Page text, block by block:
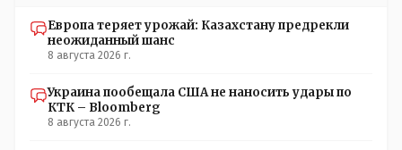
Европа теряет урожай: Казахстану предрекли
неожиданный шанс
8 августа 2026 г.
Украина пообещала США не наносить удары по
КТК – Bloomberg
8 августа 2026 г.